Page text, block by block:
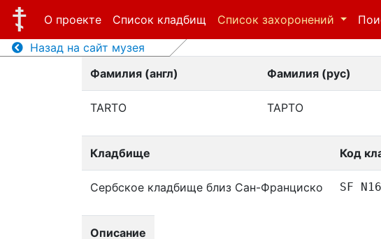
О проекте Список кладбищ Список захоронений
Назад на сайт музея
Фамилия (англ)
Фамилия (рус)
TARTO ТАРТО
Кладбище Код
Сербское кладбище близ Сан-Франциско SF N16
Описание